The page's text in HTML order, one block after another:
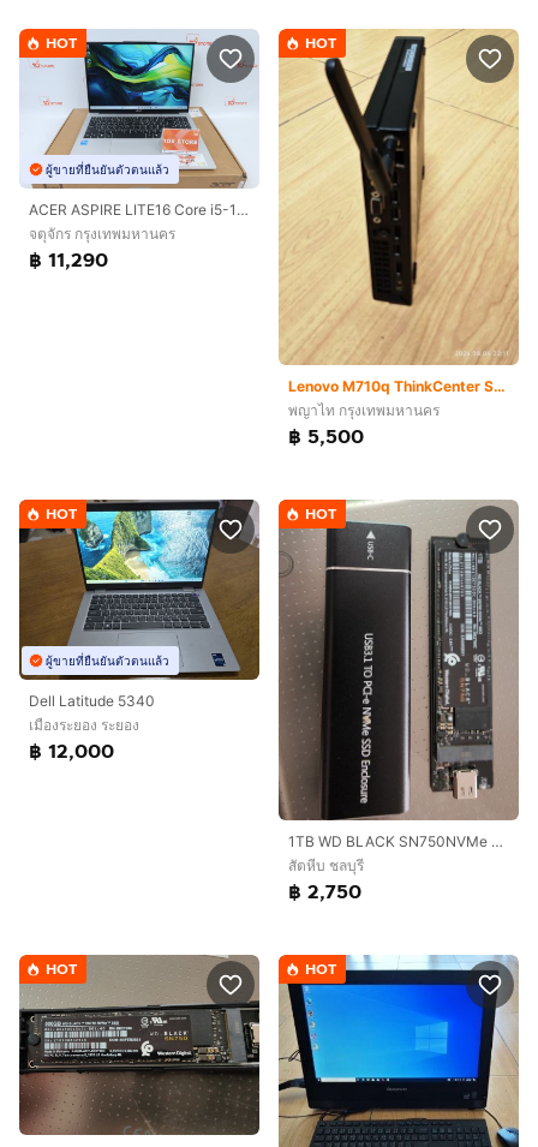
HOT
ผู้ขายที่ยืนยันตัวตนแล้ว
ACER ASPIRE LITE16 Core i5-1334U RAM16.512GB
จตุจักร กรุงเทพมหานคร
฿ 11,290
HOT
Lenovo M710q ThinkCenter SSF (แค่ Harddisk ก็ คุ้มแล้ว)
พญาไท กรุงเทพมหานคร
฿ 5,500
HOT
ผู้ขายที่ยืนยันตัวตนแล้ว
Dell Latitude 5340
เมืองระยอง ระยอง
฿ 12,000
HOT
1TB WD BLACK SN750NVMe SSD
สัตหีบ ชลบุรี
฿ 2,750
HOT HOT